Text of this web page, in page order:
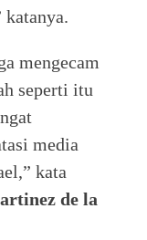
katanya.
mengecam
seperti itu
media
kata
de la